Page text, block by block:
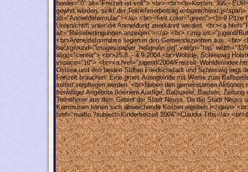
border="0" alt="Freizeit ist voll"> <br> <br><b>Kosten: 395,-
gewhrt werden, sinkt der Teilnehmerbeitrag entsprechend.)</
alt="Anmeldeformular"></a> <br><font color="green"><b>9 Pltze
Unterschrift unter die Anmeldung anerkannt werden. <br><a
alt="Reisebedingungen anzeigen"></a> <br> <img src="jugend/
<br>Anmeldeformulare liegen in den Gemeindezentren aus.
background="images/papier_hellgruen.jpg" valign="top"
align="center"> <br>25.8. - 4.9.2004 <br>Wohlde, Schleswig
vspace="10"> <br><a href="jugend/2004/Freizeit_Wohlde/
Ostsee und den beiden Stdten Friedrichstadt und Schleswig liegt
Freizeit brauchen: Eine groes Auengelnde mit Wiese zum
selbst verpflegen werden. <br>Neben den gemeinsamen
freiwilliger Angebote (kleinere Ausflge, Ballspiele, Basteln,
Teilnehmer aus dem Gebiet der Stadt Neuss. Da die Stadt Neuss
Kommunen knnen sich abweichende Kosten ergeben.)</span>
href="mailto:?subject=Kinderfreizeit 2004">Claudia Trbs</a>